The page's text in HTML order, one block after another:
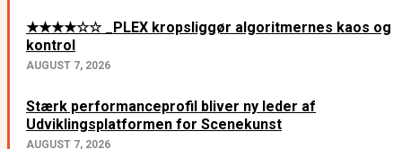
★★★★☆☆ _PLEX kropsliggør algoritmernes kaos og
kontrol
AUGUST 7, 2026
Stærk performanceprofil bliver ny leder af
Udviklingsplatformen for Scenekunst
AUGUST 7, 2026